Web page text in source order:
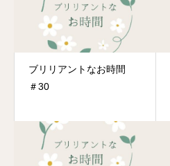
ブリリアントなお時間
＃30